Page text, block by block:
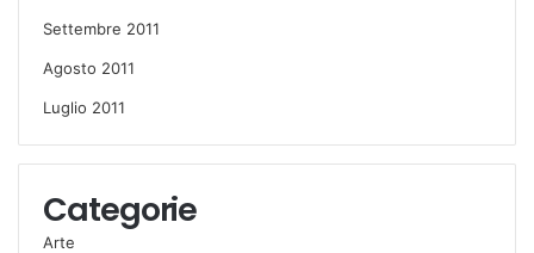
Settembre 2011
Agosto 2011
Luglio 2011
Categorie
Arte